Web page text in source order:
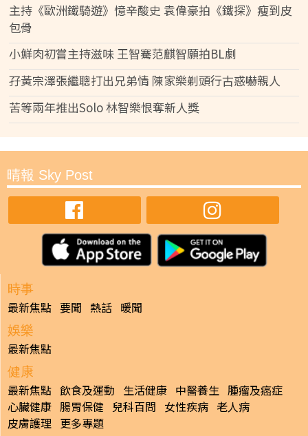
主持《歐洲鐵騎遊》憶辛酸史 袁偉豪拍《鐵探》瘦到皮
包骨
小鮮肉初嘗主持滋味 王智騫范麒智願拍BL劇
孖黃宗澤張繼聰打出兄弟情 陳家樂剃頭行古惑嚇親人
苦等兩年推出Solo 林智樂恨奪新人獎
晴報 Sky Post
時事
最新焦點 要聞 熱話 暖聞
娛樂
最新焦點
健康
最新焦點 飲食及運動 生活健康 中醫養生 腫瘤及癌症
心臟健康 腸胃保健 兒科百問 女性疾病 老人病
皮膚護理 更多專題